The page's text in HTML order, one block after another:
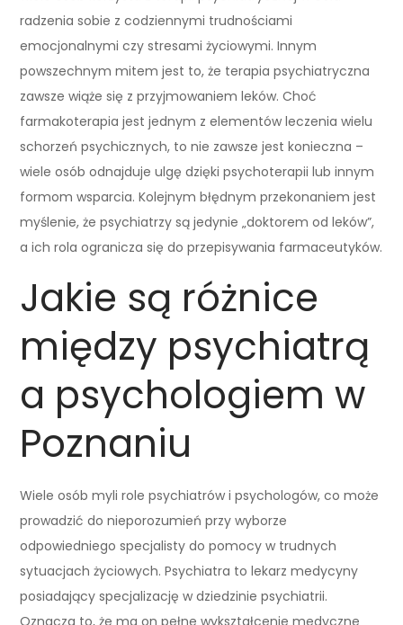
radzenia sobie z codziennymi trudnościami
emocjonalnymi czy stresami życiowymi. Innym
powszechnym mitem jest to, że terapia psychiatryczna
zawsze wiąże się z przyjmowaniem leków. Choć
farmakoterapia jest jednym z elementów leczenia wielu
schorzeń psychicznych, to nie zawsze jest konieczna –
wiele osób odnajduje ulgę dzięki psychoterapii lub innym
formom wsparcia. Kolejnym błędnym przekonaniem jest
myślenie, że psychiatrzy są jedynie „doktorem od leków”,
a ich rola ogranicza się do przepisywania farmaceutyków.
Jakie są różnice
między psychiatrą
a psychologiem w
Poznaniu
Wiele osób myli role psychiatrów i psychologów, co może
prowadzić do nieporozumień przy wyborze
odpowiedniego specjalisty do pomocy w trudnych
sytuacjach życiowych. Psychiatra to lekarz medycyny
posiadający specjalizację w dziedzinie psychiatrii.
Oznacza to, że ma on pełne wykształcenie medyczne